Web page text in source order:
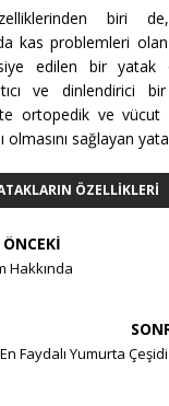
biri
kas problemleri olan
edilen bir yatak
ve dinlendirici
ortopedik ve vücut
olmasını sağlayan
ÖZELLIKLERI
ÖNCEKI
Hakkında
En Faydalı Yumurta